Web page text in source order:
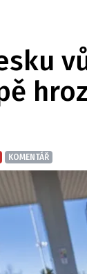
KOMENTÁŘ